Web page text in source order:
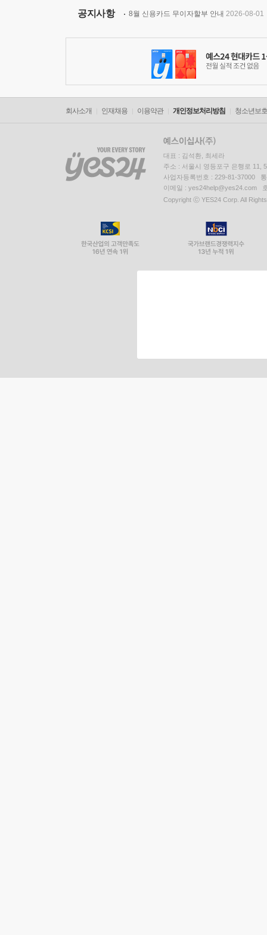
공지사항 8월 신용카드 무이자할부 안내 2026-08-01
회사소개 인재채용 이용약관 개인정보처리방침 청소년보
대표 : 김석환, 최세라
주소 : 서울시 영등포구 은행로 11,
사업자등록번호 : 229-81-37000
이메일 : yes24help@yes24.com
Copyright ⓒ YES24 Corp. All